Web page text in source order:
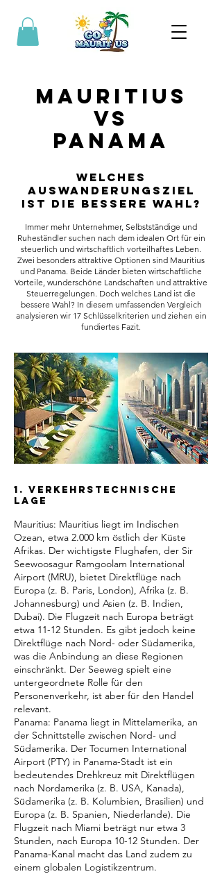
MAURITIUS
VS
PANAMA
Welches
Auswanderungsziel
ist die bessere Wahl?
Immer mehr Unternehmer, Selbstständige und
Ruheständler suchen nach dem idealen Ort für ein
steuerlich und wirtschaftlich vorteilhaftes Leben.
Zwei besonders attraktive Optionen sind Mauritius
und Panama. Beide Länder bieten wirtschaftliche
Vorteile, wunderschöne Landschaften und attraktive
Steuerregelungen. Doch welches Land ist die
bessere Wahl? In diesem umfassenden Vergleich
analysieren wir 17 Schlüsselkriterien und ziehen ein
fundiertes Fazit.
1. Verkehrstechnische
Lage
Mauritius: Mauritius liegt im Indischen
Ozean, etwa 2.000 km östlich der Küste
Afrikas. Der wichtigste Flughafen, der Sir
Seewoosagur Ramgoolam International
Airport (MRU), bietet Direktflüge nach
Europa (z. B. Paris, London), Afrika (z. B.
Johannesburg) und Asien (z. B. Indien,
Dubai). Die Flugzeit nach Europa beträgt
etwa 11-12 Stunden. Es gibt jedoch keine
Direktflüge nach Nord- oder Südamerika,
was die Anbindung an diese Regionen
einschränkt. Der Seeweg spielt eine
untergeordnete Rolle für den
Personenverkehr, ist aber für den Handel
relevant.
Panama: Panama liegt in Mittelamerika, an
der Schnittstelle zwischen Nord- und
Südamerika. Der Tocumen International
Airport (PTY) in Panama-Stadt ist ein
bedeutendes Drehkreuz mit Direktflügen
nach Nordamerika (z. B. USA, Kanada),
Südamerika (z. B. Kolumbien, Brasilien) und
Europa (z. B. Spanien, Niederlande). Die
Flugzeit nach Miami beträgt nur etwa 3
Stunden, nach Europa 10-12 Stunden. Der
Panama-Kanal macht das Land zudem zu
einem globalen Logistikzentrum.